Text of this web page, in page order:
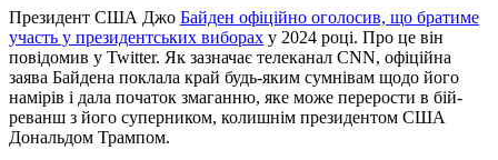
Президент США Джо Байден офіційно оголосив, що братиме
участь у президентських виборах у 2024 році. Про це він
повідомив у Twitter. Як зазначає телеканал CNN, офіційна
заява Байдена поклала край будь-яким сумнівам щодо його
намірів і дала початок змаганню, яке може перерости в бій-
реванш з його суперником, колишнім президентом США
Дональдом Трампом.